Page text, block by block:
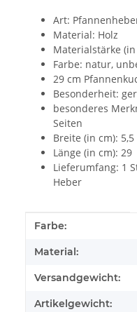
Art:
Material: Holz
Materialstärke
Farbe: natur,
29 cm
Besonderheit:
besonderes
Seiten
Breite (in cm): 5,5
Länge (in cm): 29
Lieferumfang: 1
Heber
Produkteigenschaft
Wert
Farbe:
Material:
Versandgewicht:
Artikelgewicht: